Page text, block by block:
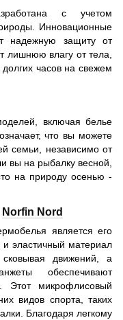
с учетом
Инновационные
надежную защиту от
лишнюю влагу от тела,
часов на свежем
включая белье
что вы можете
семьи, независимо от
вы на рыбалку весной,
на природу осенью -
Norfin Nord
является его
эластичный материал
сковывая движений, а
обеспечивают
Этот микрофлисовый
видов спорта, таких
Благодаря легкому